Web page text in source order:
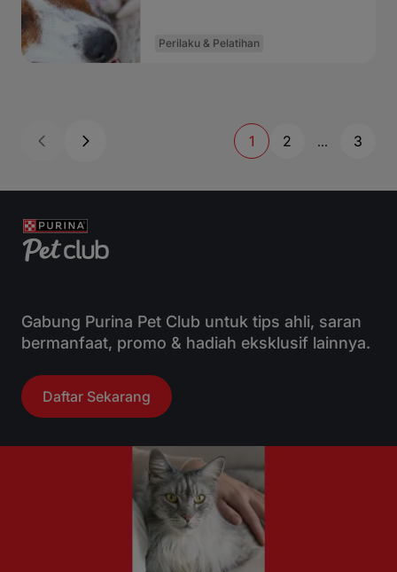
Perilaku & Pelatihan
1 2 ... 3
Gabung Purina Pet Club untuk tips ahli, saran
bermanfaat, promo & hadiah eksklusif lainnya.
Daftar Sekarang